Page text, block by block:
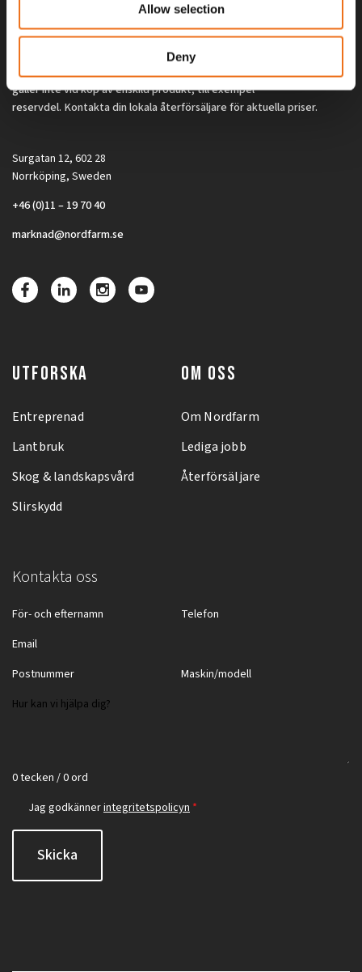
Allow selection
Deny
Alla priser på tillbehör och tillval gäller vid köp av ny maskin. Priserna
gäller inte vid köp av enskild produkt, till exempel
reservdel. Kontakta din lokala återförsäljare för aktuella priser.
Surgatan 12, 602 28
Norrköping, Sweden
+46 (0)11 – 19 70 40
marknad@nordfarm.se
UTFORSKA
Entreprenad
Lantbruk
Skog & landskapsvård
Slirskydd
OM OSS
Om Nordfarm
Lediga jobb
Återförsäljare
Kontakta oss
0 tecken / 0 ord
Jag godkännerintegritetspolicyn *
Skicka